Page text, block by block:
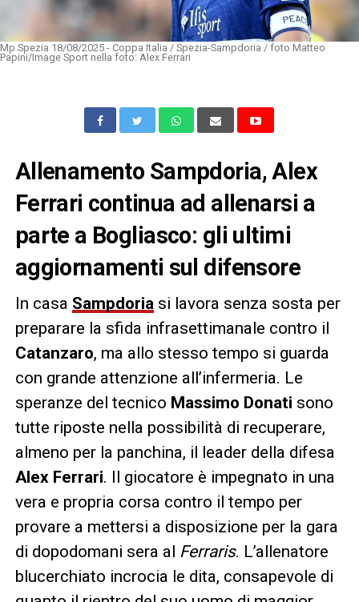
Mp Spezia 18/08/2025 - Coppa Italia / Spezia-Sampdoria / foto Matteo
Papini/Image Sport nella foto: Alex Ferrari
Allenamento Sampdoria, Alex
Ferrari continua ad allenarsi a
parte a Bogliasco: gli ultimi
aggiornamenti sul difensore
In casa Sampdoriasi lavora senza sosta per
preparare la sfida infrasettimanale contro il
Catanzaro, ma allo stesso tempo si guarda
con grande attenzione all’infermeria. Le
speranze del tecnico Massimo Donati sono
tutte riposte nella possibilità di recuperare,
almeno per la panchina, il leader della difesa
Alex Ferrari. Il giocatore è impegnato in una
vera e propria corsa contro il tempo per
provare a mettersi a disposizione per la gara
di dopodomani sera al Ferraris. L’allenatore
blucerchiato incrocia le dita, consapevole di